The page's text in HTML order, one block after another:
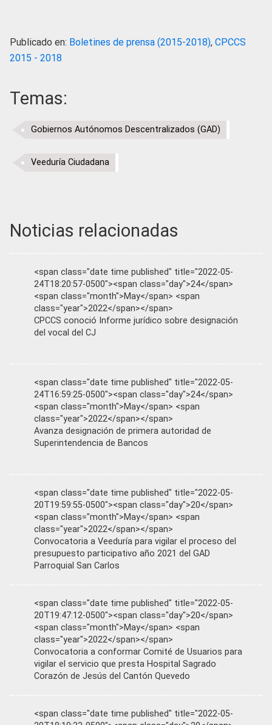
Publicado en: Boletines de prensa (2015-2018), CPCCS
2015 - 2018
Temas:
Gobiernos Autónomos Descentralizados (GAD)
Veeduría Ciudadana
Noticias relacionadas
<span class="date time published" title="2022-05-
24T18:20:57-0500"><span class="day">24</span>
<span class="month">May</span> <span
class="year">2022</span></span>
CPCCS conoció Informe jurídico sobre designación
del vocal del CJ
<span class="date time published" title="2022-05-
24T16:59:25-0500"><span class="day">24</span>
<span class="month">May</span> <span
class="year">2022</span></span>
Avanza designación de primera autoridad de
Superintendencia de Bancos
<span class="date time published" title="2022-05-
20T19:59:55-0500"><span class="day">20</span>
<span class="month">May</span> <span
class="year">2022</span></span>
Convocatoria a Veeduría para vigilar el proceso del
presupuesto participativo año 2021 del GAD
Parroquial San Carlos
<span class="date time published" title="2022-05-
20T19:47:12-0500"><span class="day">20</span>
<span class="month">May</span> <span
class="year">2022</span></span>
Convocatoria a conformar Comité de Usuarios para
vigilar el servicio que presta Hospital Sagrado
Corazón de Jesús del Cantón Quevedo
<span class="date time published" title="2022-05-